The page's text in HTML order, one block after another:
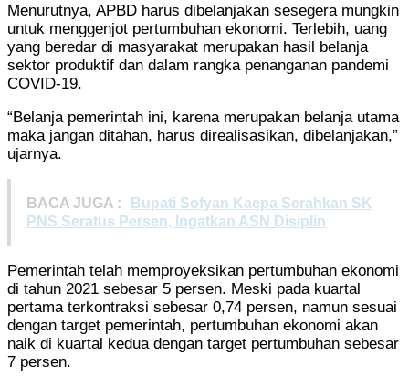
Menurutnya, APBD harus dibelanjakan sesegera mungkin
untuk menggenjot pertumbuhan ekonomi. Terlebih, uang
yang beredar di masyarakat merupakan hasil belanja
sektor produktif dan dalam rangka penanganan pandemi
COVID-19.
“Belanja pemerintah ini, karena merupakan belanja utama
maka jangan ditahan, harus direalisasikan, dibelanjakan,”
ujarnya.
BACA JUGA :
Bupati Sofyan Kaepa Serahkan SK
PNS Seratus Persen, Ingatkan ASN Disiplin
Pemerintah telah memproyeksikan pertumbuhan ekonomi
di tahun 2021 sebesar 5 persen. Meski pada kuartal
pertama terkontraksi sebesar 0,74 persen, namun sesuai
dengan target pemerintah, pertumbuhan ekonomi akan
naik di kuartal kedua dengan target pertumbuhan sebesar
7 persen.